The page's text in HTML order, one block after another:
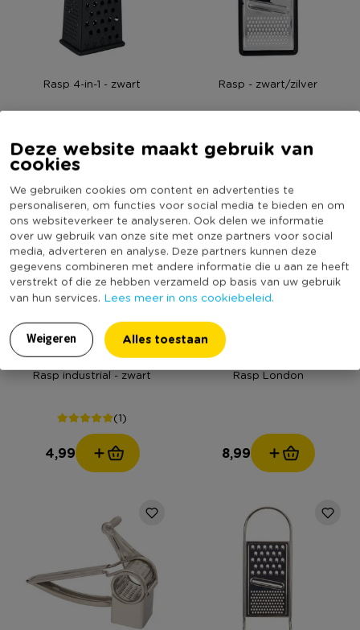
Deze website maakt gebruik van
cookies
We gebruiken cookies om content en advertenties te
personaliseren, om functies voor social media te bieden en om
ons websiteverkeer te analyseren. Ook delen we informatie
over uw gebruik van onze site met onze partners voor social
media, adverteren en analyse. Deze partners kunnen deze
gegevens combineren met andere informatie die u aan ze heeft
verstrekt of die ze hebben verzameld op basis van uw gebruik
van hun services. Lees meer in ons cookiebeleid.
Weigeren Alles toestaan
Rasp 4-in-1 - zwart
6,49
Rasp - zwart/zilver
Rasp industrial - zwart
(1)
4,99
Rasp London
8,99